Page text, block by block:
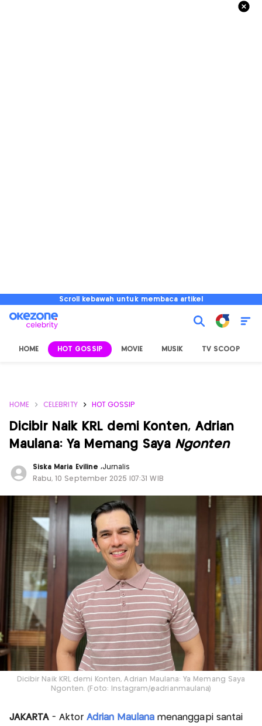
Scroll kebawah untuk membaca artikel
HOME HOT GOSSIP MOVIE MUSIK TV SCOOP
HOME CELEBRITY HOT GOSSIP
Dicibir Naik KRL demi Konten, Adrian
Maulana: Ya Memang Saya Ngonten
Siska Maria Eviline ,Jurnalis
Rabu, 10 September 2025 |07:31 WIB
Dicibir Naik KRL demi Konten, Adrian Maulana: Ya Memang Saya
Ngonten. (Foto: Instagram/@adrianmaulana)
JAKARTA- AktorAdrian Maulanamenanggapi santai